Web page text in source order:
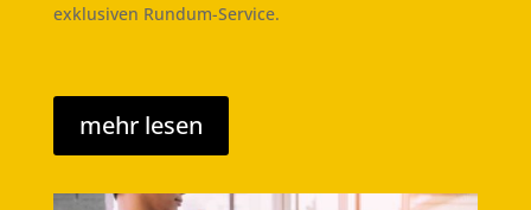
exklusiven Rundum-Service.
mehr lesen